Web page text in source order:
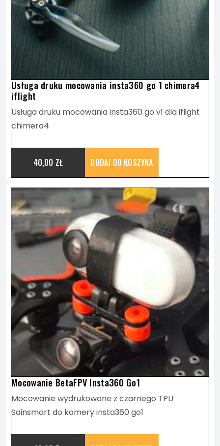
Usługa druku mocowania insta360 go 1 chimera4
iflight
Usługa druku mocowania insta360 go v1 dla iflight
chimera4
40,00 ZŁ DODAJ DO KOSZYKA
Mocowanie BetaFPV Insta360 Go1
Mocowanie wydrukowane z czarnego TPU
Sainsmart do kamery insta360 go1